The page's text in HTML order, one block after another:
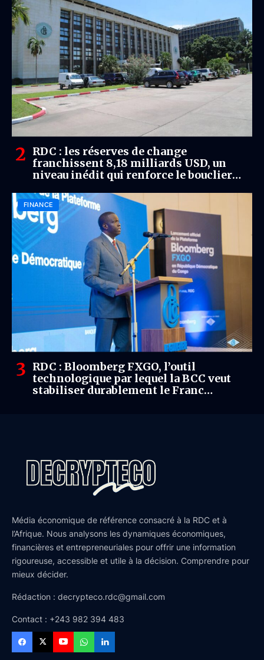
RDC : les réserves de change
franchissent 8,18 milliards USD, un
niveau inédit qui renforce le bouclier
FINANCE
RDC : Bloomberg FXGO, l’outil
technologique par lequel la BCC veut
stabiliser durablement le Franc
Média économique de référence consacré à la RDC et à
l’Afrique. Nous analysons les dynamiques économiques,
financières et entrepreneuriales pour offrir une information
rigoureuse, accessible et utile à la décision. Comprendre pour
mieux décider.
Rédaction : decrypteco.rdc@gmail.com
Contact : +243 982 394 483